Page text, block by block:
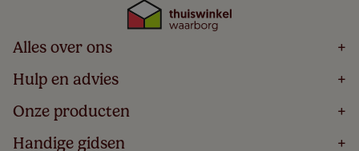
Alles over ons +
Home
Over
Bestellen
Hulp en advies +
Volg Je Bestelling
Levering
5 Jaar Garantie
Onze producten +
Houten Jaloezieën
Handige gidsen +